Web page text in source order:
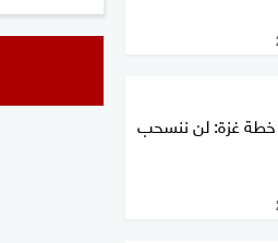
خطة غزة: لن ننسحب